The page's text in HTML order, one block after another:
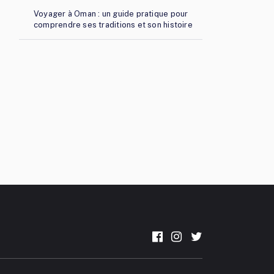
Voyager à Oman : un guide pratique pour
comprendre ses traditions et son histoire